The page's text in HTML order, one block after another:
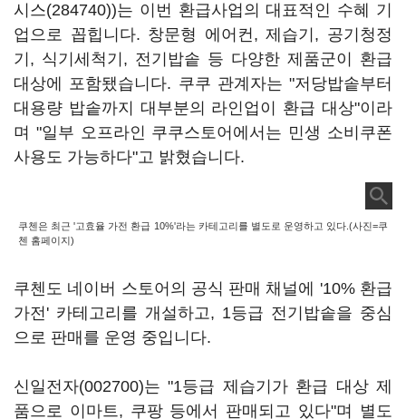
시스(284740))는 이번 환급사업의 대표적인 수혜 기
업으로 꼽힙니다. 창문형 에어컨, 제습기, 공기청정
기, 식기세척기, 전기밥솥 등 다양한 제품군이 환급
대상에 포함됐습니다. 쿠쿠 관계자는 "저당밥솥부터
대용량 밥솥까지 대부분의 라인업이 환급 대상"이라
며 "일부 오프라인 쿠쿠스토어에서는 민생 소비쿠폰
사용도 가능하다"고 밝혔습니다.
쿠첸은 최근 '고효율 가전 환급 10%'라는 카테고리를 별도로 운영하고 있다.(사진=쿠
첸 홈페이지)
쿠첸도 네이버 스토어의 공식 판매 채널에 '10% 환급
가전' 카테고리를 개설하고, 1등급 전기밥솥을 중심
으로 판매를 운영 중입니다.
신일전자(002700)는 "1등급 제습기가 환급 대상 제
품으로 이마트, 쿠팡 등에서 판매되고 있다"며 별도